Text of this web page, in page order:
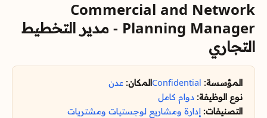
Commercial and Network
Planning Manager - مدير التخطيط
التجاري
المؤسسة: Confidentialالمكان: عدن
نوع الوظيفة: دوام كامل
التصنيفات: إدارة ومشاريع لوجستيات ومشتريات